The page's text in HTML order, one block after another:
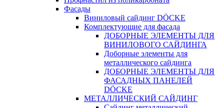
Фасады
Виниловый сайдинг DÖCKE
Комплектующие для фасада
ДОБОРНЫЕ ЭЛЕМЕНТЫ ДЛЯ
ВИНИЛОВОГО САЙДИНГА
Доборные элементы для
металлического сайдинга
ДОБОРНЫЕ ЭЛЕМЕНТЫ ДЛЯ
ФАСАДНЫХ ПАНЕЛЕЙ
DÖCKE
МЕТАЛЛИЧЕСКИЙ САЙДИНГ